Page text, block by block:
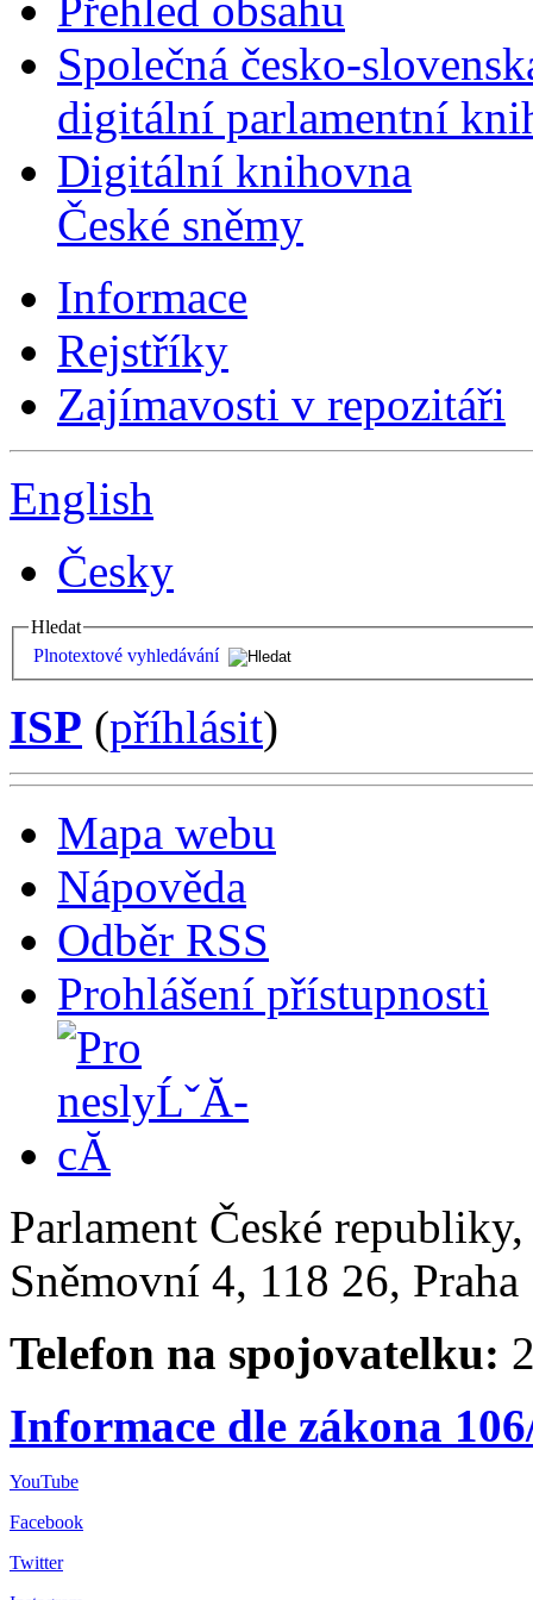
Společná česko-
digitální parlamentní
Digitální knihovna
České sněmy
Informace
Rejstříky
Zajímavosti v repozitáři
English
Česky
Hledat
Plnotextové vyhledávání
ISP (příhlásit)
Mapa webu
Nápověda
Odběr RSS
Prohlášení přístupnosti
Parlament České
Sněmovní 4, 118 26,
Telefon na spojovatelku:
Informace dle zákona
YouTube
Facebook
Twitter